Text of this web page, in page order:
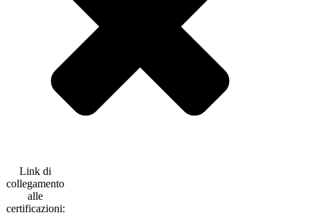
Link di
collegamento
alle
certificazioni: